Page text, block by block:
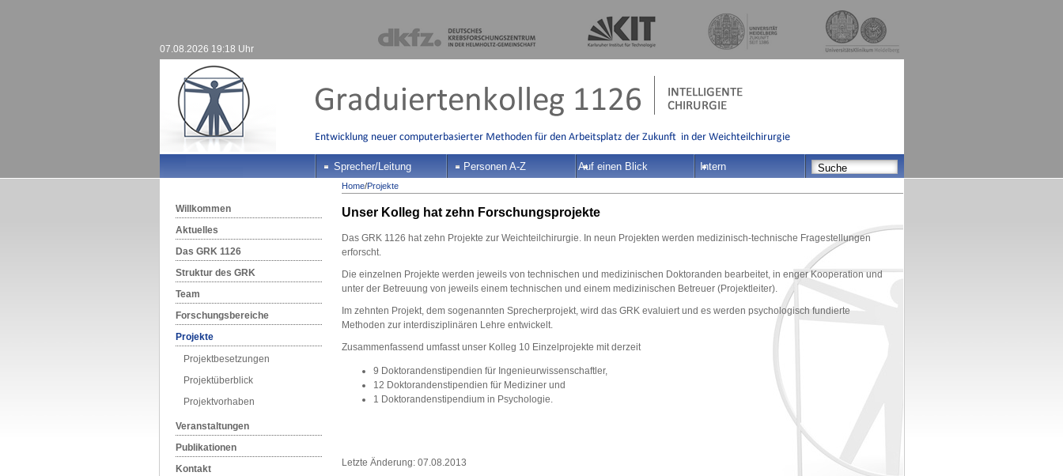
07.08.2026 19:18 Uhr
Sprecher/Leitung Personen A-Z Auf einen Blick Intern
Willkommen
Aktuelles
Das GRK 1126
Struktur des GRK
Team
Forschungsbereiche
Projekte
Projektbesetzungen
Projektüberblick
Projektvorhaben
Veranstaltungen
Publikationen
Kontakt
Home/Projekte
Unser Kolleg hat zehn Forschungsprojekte
Das GRK 1126 hat zehn Projekte zur Weichteilchirurgie. In neun Projekten werden medizinisch-technische Fragestellungen
erforscht.
Die einzelnen Projekte werden jeweils von technischen und medizinischen Doktoranden bearbeitet, in enger Kooperation und
unter der Betreuung von jeweils einem technischen und einem medizinischen Betreuer (Projektleiter).
Im zehnten Projekt, dem sogenannten Sprecherprojekt, wird das GRK evaluiert und es werden psychologisch fundierte
Methoden zur interdisziplinären Lehre entwickelt.
Zusammenfassend umfasst unser Kolleg 10 Einzelprojekte mit derzeit
9 Doktorandenstipendien für Ingenieurwissenschaftler,
12 Doktorandenstipendien für Mediziner und
1 Doktorandenstipendium in Psychologie.
Letzte Änderung: 07.08.2013